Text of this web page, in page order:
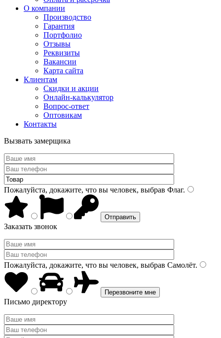
О компании
Производство
Гарантия
Портфолио
Отзывы
Реквизиты
Вакансии
Карта сайта
Клиентам
Скидки и акции
Онлайн-калькулятор
Вопрос-ответ
Оптовикам
Контакты
Вызвать замерщика
Пожалуйста, докажите, что вы человек, выбрав Флаг.
Заказать звонок
Пожалуйста, докажите, что вы человек, выбрав Самолёт.
Письмо директору